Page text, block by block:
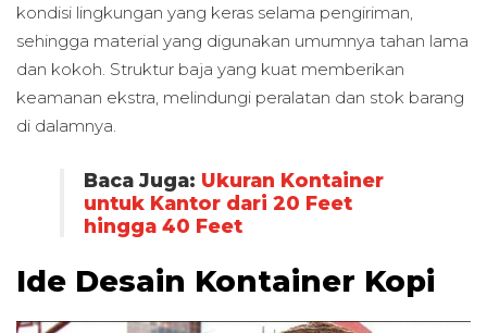
kondisi lingkungan yang keras selama pengiriman,
sehingga material yang digunakan umumnya tahan lama
dan kokoh. Struktur baja yang kuat memberikan
keamanan ekstra, melindungi peralatan dan stok barang
di dalamnya.
Baca Juga: Ukuran Kontainer
untuk Kantor dari 20 Feet
hingga 40 Feet
Ide Desain Kontainer Kopi